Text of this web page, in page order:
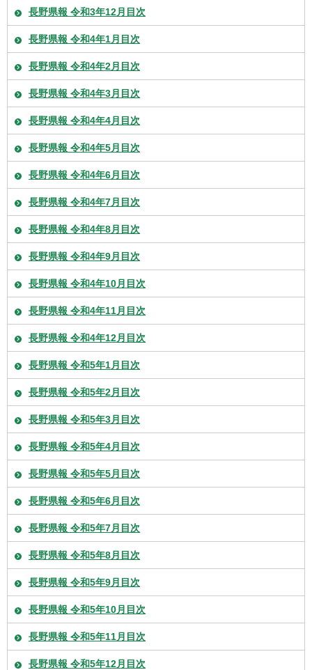
長野県報 令和3年12月目次
長野県報 令和4年1月目次
長野県報 令和4年2月目次
長野県報 令和4年3月目次
長野県報 令和4年4月目次
長野県報 令和4年5月目次
長野県報 令和4年6月目次
長野県報 令和4年7月目次
長野県報 令和4年8月目次
長野県報 令和4年9月目次
長野県報 令和4年10月目次
長野県報 令和4年11月目次
長野県報 令和4年12月目次
長野県報 令和5年1月目次
長野県報 令和5年2月目次
長野県報 令和5年3月目次
長野県報 令和5年4月目次
長野県報 令和5年5月目次
長野県報 令和5年6月目次
長野県報 令和5年7月目次
長野県報 令和5年8月目次
長野県報 令和5年9月目次
長野県報 令和5年10月目次
長野県報 令和5年11月目次
長野県報 令和5年12月目次